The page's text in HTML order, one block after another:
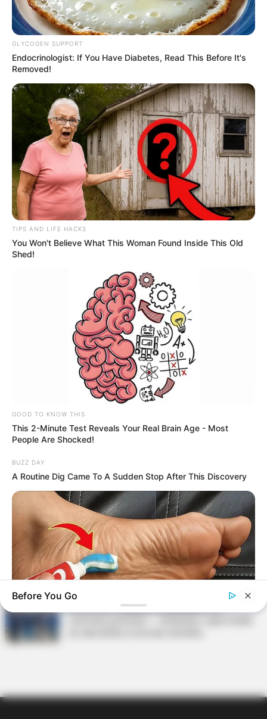
Câmara dos Deputados: anuênios, triênios,
quinquênios, sexta-parte e licenças-prêmio
entram no debate.
Motos e bicicletas para ACS e ACE: veja o
passo a passo para conseguir o benefício.
FNARAS em Brasília: Senado pode
promulgar PEC 14 em semana de
mobilização.
Presidente Kennedy (ES) abre processo
seletivo para Agentes de Saúde e de
Combate às Endemias.
30 horas: parecer da Comissão de Finanças
40 para 30 horas.
DESTAQUES DO MÊS
Prefeitura realiza a maior entrega de
motocicletas aos Agentes de Saúde da
história...
Agente de Saúde é indiciada por falsificar
visitas que nunca aconteceram.
Terceiro lote da restituição do IR paga R$
Motos e bicicletas para ACS e ACE: veja o
passo a passo para conseguir o benefício.
PLP 185 continua travado na Câmara dos
Deputados por erro em seu texto.
ACS e ACE: celetista, estatutário ou
GLYCOGEN SUPPORT
Endocrinologist: If You Have Diabetes, Read This Before It's
Removed!
TIPS AND LIFE HACKS
You Won't Believe What This Woman Found Inside This Old
Shed!
GOOD TO KNOW THIS
This 2-Minute Test Reveals Your Real Brain Age - Most
People Are Shocked!
BUZZ DAY
A Routine Dig Came To A Sudden Stop After This Discovery
GOOD TO KNOW THIS
This $2 Toothpaste Trick Works Better Than A $200 Pedicure
Before You Go